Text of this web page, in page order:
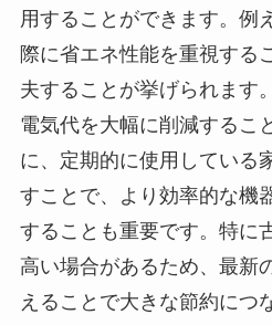
用することができます。例
際に省エネ性能を重視する
夫することが挙げられます
電気代を大幅に削減するこ
に、定期的に使用している
すことで、より効率的な機
することも重要です。特に
高い場合があるため、最新
えることで大きな節約につ